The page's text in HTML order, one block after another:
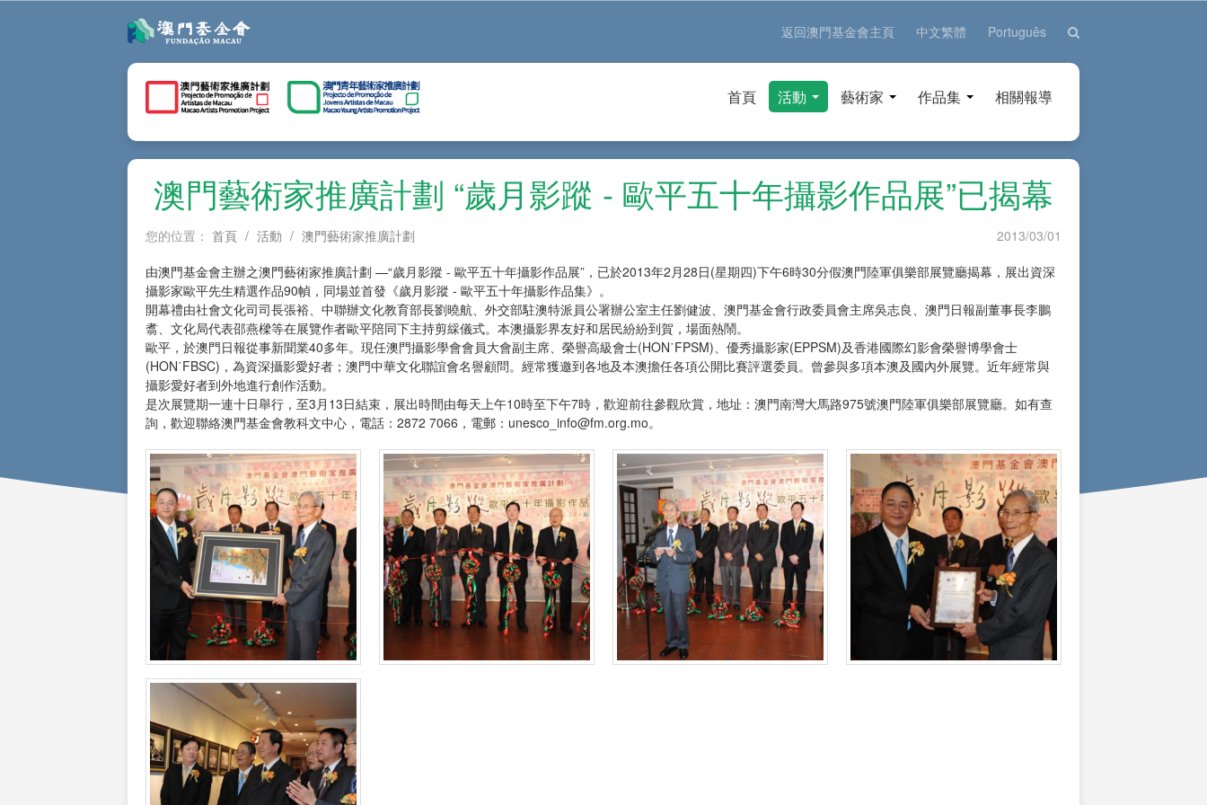
返回澳門基金會主頁 中文繁體 Português
首頁 活動 藝術家 作品集 相關報導
澳門藝術家推廣計劃 “歲月影蹤 - 歐平五十年攝影作品展”已揭幕
您的位置： 首頁 / 活動 / 澳門藝術家推廣計劃
2013/03/01
由澳門基金會主辦之澳門藝術家推廣計劃 —“歲月影蹤 - 歐平五十年攝影作品展”，已於2013年2月28日(星期四)下午6時30分假澳門陸軍俱樂部展覽廳揭幕，展出資深
攝影家歐平先生精選作品90幀，同場並首發《歲月影蹤 - 歐平五十年攝影作品集》。
開幕禮由社會文化司司長張裕、中聯辦文化教育部長劉曉航、外交部駐澳特派員公署辦公室主任劉健波、澳門基金會行政委員會主席吳志良、澳門日報副董事長李鵬
翥、文化局代表邵燕樑等在展覽作者歐平陪同下主持剪綵儀式。本澳攝影界友好和居民紛紛到賀，場面熱鬧。
歐平，於澳門日報從事新聞業40多年。現任澳門攝影學會會員大會副主席、榮譽高級會士(HON˙FPSM)、優秀攝影家(EPPSM)及香港國際幻影會榮譽博學會士
(HON˙FBSC)，為資深攝影愛好者；澳門中華文化聯誼會名譽顧問。經常獲邀到各地及本澳擔任各項公開比賽評選委員。曾參與多項本澳及國內外展覽。近年經常與
攝影愛好者到外地進行創作活動。
是次展覽期一連十日舉行，至3月13日結束，展出時間由每天上午10時至下午7時，歡迎前往參觀欣賞，地址：澳門南灣大馬路975號澳門陸軍俱樂部展覽廳。如有查
詢，歡迎聯絡澳門基金會教科文中心，電話：2872 7066，電郵： unesco_info@fm.org.mo。